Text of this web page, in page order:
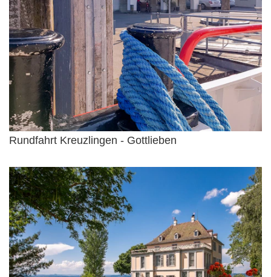
Rundfahrt Kreuzlingen - Gottlieben